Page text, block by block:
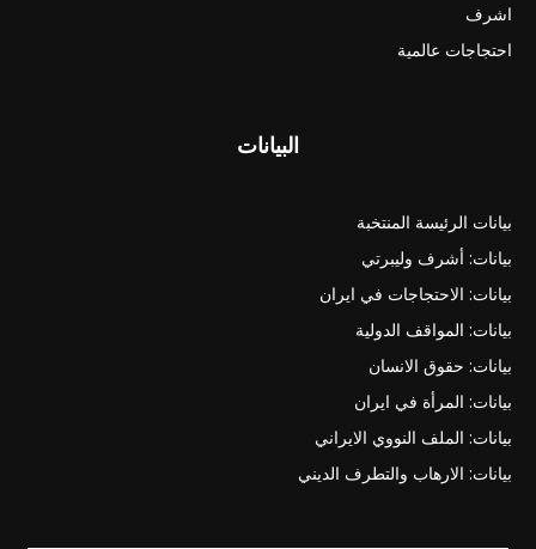
اشرف
احتجاجات عالمية
البيانات
بيانات الرئيسة المنتخبة
بيانات: أشرف وليبرتي
بيانات: الاحتجاجات في ايران
بيانات: المواقف الدولية
بيانات: حقوق الانسان
بيانات: المرأة في ايران
بيانات: الملف النووي الايراني
بيانات: الارهاب والتطرف الديني